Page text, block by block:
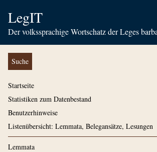
LegIT
Der volkssprachige Wortschatz der Leges
Suche
Startseite
Statistiken zum Datenbestand
Benutzerhinweise
Listenübersicht: Lemmata, Belegansätze, Lesungen
Lemmata